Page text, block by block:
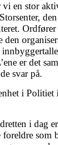
en stor
er det
svar på.
i Politiet
i dag
foreldre som